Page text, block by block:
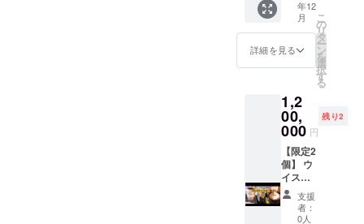
広がり
ます。
やさし
い甘
酸っぱ
さがア
ルの旨
味を引
き立
て、食
前酒や
ナイト
キャッ
プにも
最適で
す。 パ
になり
ます。
／酒
精、調
味料
ノ酸
等）、
料、ソ
ルビッ
ト ●保
存方
法：直
射日
光、高
温多湿
を避け
て常温
ます。
ヨーグ
パンに
かける
もおす
すめで
す。 合
計金額
は1490
円(梅シ
ロップ)
＋5400
円(4種
ていま
すの
やお
湯、炭
そのま
ま飲め
ば、梅
のクエ
ン酸で
疲労回
復効果
と、ミ
ネラル
で美容
グ限定
の特別
価格
20,000
毎回の
到着が
ちょっ
とした
季節の
イベン
トのよ
うにな
り、日
本の四
す。 今
回は、
この梅
干し1kg
を「お
一人様
の木桶
容器」
に入れ
てお届
けしま
す。 梅
干し自
体は袋
詰めで
すが、
72L木桶
を弊社
にてご
用意
し、支
援者様
に沿っ
て梅干
しづく
りを行
いま
す。 梅
が熟し
ていく
過程を
共に見
年12
月
詳細を見る
こ
の
リ
タ
ー
ン
を
選
択
す
る
1,2
00,
000 円
残り2
【限定2
個】 ウ
イス
キー樽
で仕込
む、世
支援
者：
0人